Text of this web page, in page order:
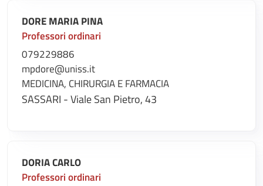
DORE MARIA PINA
Professori ordinari
079229886
mpdore@uniss.it
MEDICINA, CHIRURGIA E FARMACIA
SASSARI - Viale San Pietro, 43
DORIA CARLO
Professori ordinari